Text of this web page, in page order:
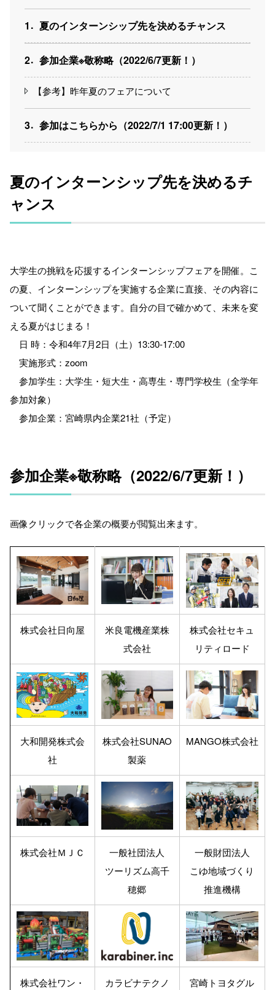
1 夏のインターンシップ先を決めるチャンス
2 参加企業※敬称略（2022/6/7更新！）
【参考】昨年夏のフェアについて
3 参加はこちらから（2022/7/1 17:00更新！）
夏のインターンシップ先を決めるチ
ャンス
大学生の挑戦を応援するインターンシップフェアを開催。こ
の夏、インターンシップを実施する企業に直接、その内容に
ついて聞くことができます。自分の目で確かめて、未来を変
える夏がはじまる！
日 時：令和4年7月2日（土）13:30-17:00
実施形式：zoom
参加学生：大学生・短大生・高専生・専門学校生（全学年
参加対象）
参加企業：宮崎県内企業21社（予定）
参加企業※敬称略（2022/6/7更新！）
画像クリックで各企業の概要が閲覧出来ます。
株式会社日向屋
米良電機産業株
式会社
株式会社セキュ
リティロード
大和開発株式会
社
株式会社SUNAO
製薬
MANGO株式会社
株式会社ＭＪＣ
一般社団法人
ツーリズム高千
穂郷
一般財団法人
こゆ地域づくり
推進機構
株式会社ワン・
カラビナテクノ
宮崎トヨタグル